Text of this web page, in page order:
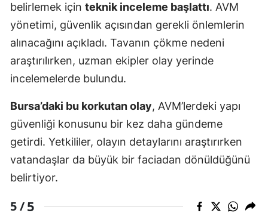
belirlemek için teknik inceleme başlattı. AVM
yönetimi, güvenlik açısından gerekli önlemlerin
alınacağını açıkladı. Tavanın çökme nedeni
araştırılırken, uzman ekipler olay yerinde
incelemelerde bulundu.
Bursa’daki bu korkutan olay, AVM’lerdeki yapı
güvenliği konusunu bir kez daha gündeme
getirdi. Yetkililer, olayın detaylarını araştırırken
vatandaşlar da büyük bir faciadan dönüldüğünü
belirtiyor.
5 /5